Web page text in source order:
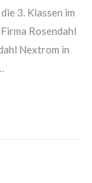
3. Klassen im
Rosendahl
Nextrom in